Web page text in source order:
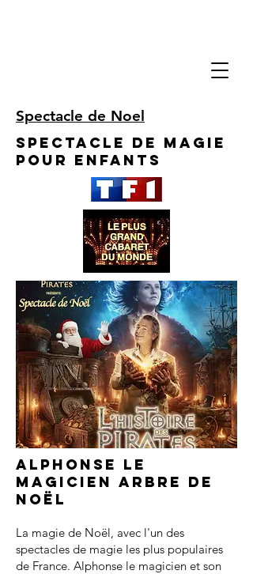
Spectacle de Noel
Spectacle de Magie
pour enfants
Alphonse le
magicien arbre de
noël
La magie de Noël, avec l'un des
spectacles de magie les plus populaires
de France. Alphonse le magicien et son